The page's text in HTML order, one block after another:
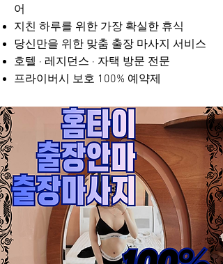
어
지친 하루를 위한 가장 확실한 휴식
당신만을 위한 맞춤 출장 마사지 서비스
호텔 · 레지던스 · 자택 방문 전문
프라이버시 보호 100% 예약제